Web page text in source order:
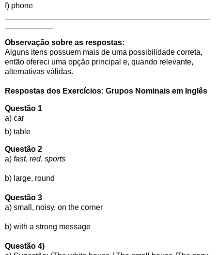
f) phone
Observação sobre as respostas:
Alguns itens possuem mais de uma possibilidade correta,
então ofereci uma opção principal e, quando relevante,
alternativas válidas.
Respostas dos Exercícios: Grupos Nominais em Inglês
Questão 1
a) car
b) table
Questão 2
a) fast, red, sports
b) large, round
Questão 3
a) small, noisy, on the corner
b) with a strong message
Questão 4)